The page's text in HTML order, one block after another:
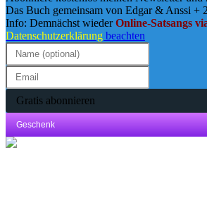
Das Buch gemeinsam von Edgar & Anssi +
Info: Demnächst wiederOnline-Satsangs
Datenschutzerklärung beachten
Gratis abonnieren
Geschenk